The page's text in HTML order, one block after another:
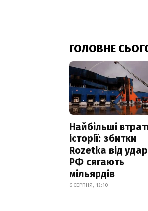
ГОЛОВНЕ
Найбільші
історії: збитки
Rozetka від
РФ сягають
мільярдів
6 СЕРПНЯ, 12:10